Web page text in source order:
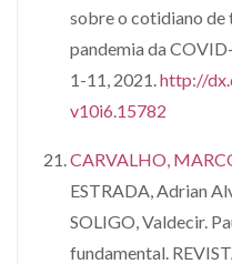
sobre o cotidiano de
pandemia da
1-11, 2021.http://
v10i6.15782
CARVALHO,
ESTRADA, Adrian
SOLIGO, Valdecir.
fundamental.